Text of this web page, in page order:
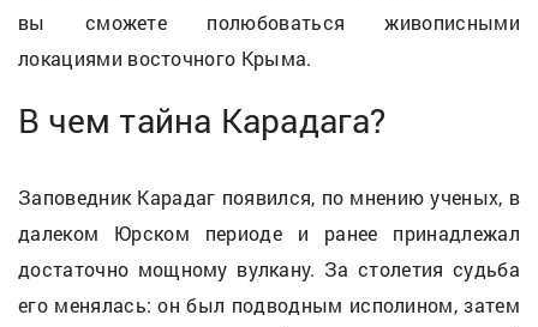
вы сможете полюбоваться живописными
локациями восточного Крыма.
В чем тайна Карадага?
Заповедник Карадаг появился, по мнению ученых, в
далеком Юрском периоде и ранее принадлежал
достаточно мощному вулкану. За столетия судьба
его менялась: он был подводным исполином, затем